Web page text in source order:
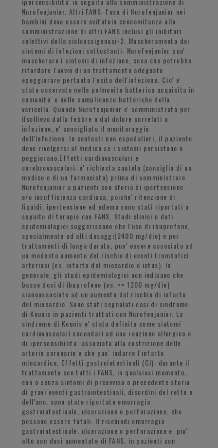
Nurofenjunior. Altri FANS: l'uso di Nurofenjunior nei
bambini deve essere evitatoin concomitanza alla
somministrazione di altri FANS inclusi gli inibitori
selettivi della cicloossigenasi-2. Mascheramento dei
sintomi di infezioni sottostanti: Nurofenjunior puo'
mascherare i sintomi di infezione, cosa che potrebbe
ritardare l'avvio di un trattamento adeguato
epeggiorare pertanto l'esito dell'infezione. Cio' e'
stato osservato nella polmonite batterica acquisita in
comunita' e nelle complicanze batteriche della
varicella. Quando Nurofenjunior e' somministrato per
ilsollievo dalla febbre o dal dolore correlati a
infezione, e' consigliato il monitoraggio
dell'infezione. In contesti non ospedalieri, il paziente
deve rivolgersi al medico se i sintomi persistono o
peggiorano.Effetti cardiovascolari e
cerebrovascolari: e' richiesta cautela (consiglio di un
medico o di un farmacista) prima di somministrare
Nurofenjunior a pazienti con storia di ipertensione
e/o insufficienza cardiaca, poiche' ritenzione di
liquidi, ipertensione ed edema sono stati riportati a
seguito di terapie con FANS. Studi clinici e dati
epidemiologici suggeriscono che l'uso di ibuprofene,
specialmente ad alti dosaggi(2400 mg/die) e per
trattamenti di lunga durata, puo' essere associato ad
un modesto aumento del rischio di eventi trombotici
arteriosi (es. infarto del miocardio o ictus). In
generale, gli studi epidemiologici non indicano che
basse dosi di ibuprofene (es. <= 1200 mg/die)
sianoassociate ad un aumento del rischio di infarto
del miocardio. Sono stati segnalati casi di sindrome
di Kounis in pazienti trattati con Nurofenjunior. La
sindrome di Kounis e' stata definita come sintomi
cardiovascolari secondari ad una reazione allergica o
di ipersensibilita'-associata alla costrizione delle
arterie coronarie e che puo' indurre l'infarto
miocardico. Effetti gastrointestinali (GI): durante il
trattamento con tutti i FANS, in qualsiasi momento,
con o senza sintomi di preavviso o precedente storia
di gravi eventi gastrointestinali, disordini del retto e
dell'ano, sono state riportate emorragia
gastrointestinale, ulcerazione o perforazione, che
possono essere fatali. Il rischiodi emorragia
gastrointestinale, ulcerazione o perforazione e' piu'
alto con dosi aumentate di FANS, in pazienti con